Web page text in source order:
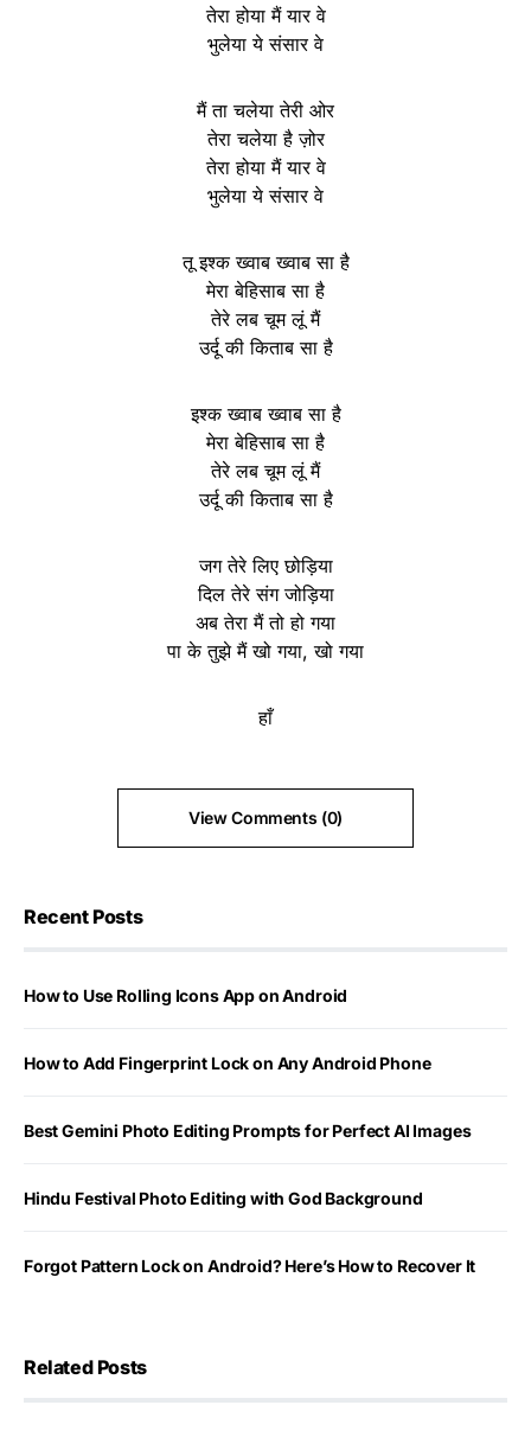
तेरा होया मैं यार वे
भुलेया ये संसार वे
मैं ता चलेया तेरी ओर
तेरा चलेया है ज़ोर
तेरा होया मैं यार वे
भुलेया ये संसार वे
तू इश्क ख्वाब ख्वाब सा है
मेरा बेहिसाब सा है
तेरे लब चूम लूं मैं
उर्दू की किताब सा है
इश्क ख्वाब ख्वाब सा है
मेरा बेहिसाब सा है
तेरे लब चूम लूं मैं
उर्दू की किताब सा है
जग तेरे लिए छोड़िया
दिल तेरे संग जोड़िया
अब तेरा मैं तो हो गया
पा के तुझे मैं खो गया, खो गया
हाँ
View Comments (0)
Recent Posts
How to Use Rolling Icons App on Android
How to Add Fingerprint Lock on Any Android Phone
Best Gemini Photo Editing Prompts for Perfect AI Images
Hindu Festival Photo Editing with God Background
Forgot Pattern Lock on Android? Here’s How to Recover It
Related Posts